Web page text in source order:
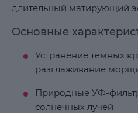
длительный матирующий
Основные
Устранение темных
разглаживание
Природные УФ-
солнечных лучей